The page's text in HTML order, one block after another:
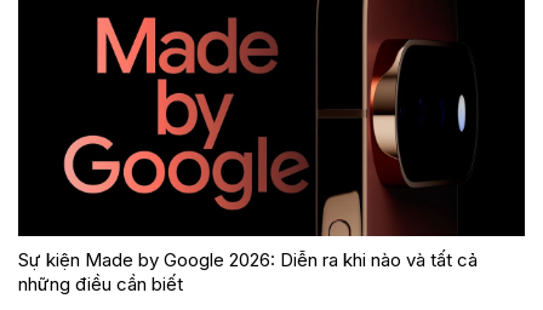
Sự kiện Made by Google 2026: Diễn ra khi nào và tất cả
những điều cần biết